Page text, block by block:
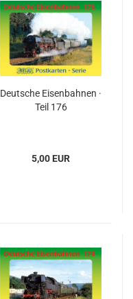
Deutsche Eisenbahnen ·
Teil 176
5,00 EUR